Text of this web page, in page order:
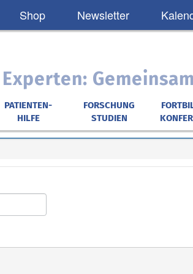
Shop Newsletter
PATIENTEN-
HILFE
FORSCHUNG
STUDIEN